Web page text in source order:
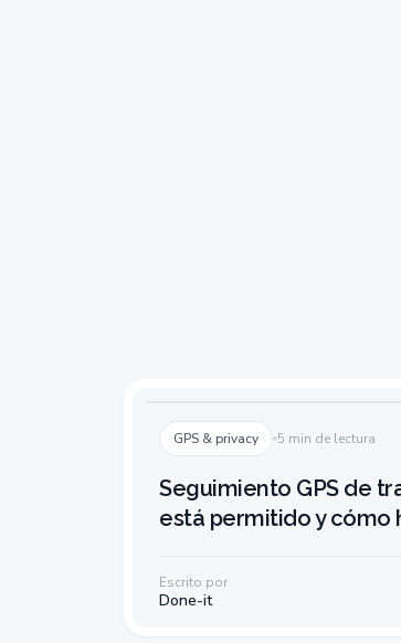
GPS & privacy 5 min de lectura
Seguimiento GPS de
está permitido y cómo
Escrito por
Done-it